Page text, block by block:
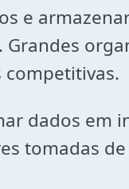
e
dados em
tomadas